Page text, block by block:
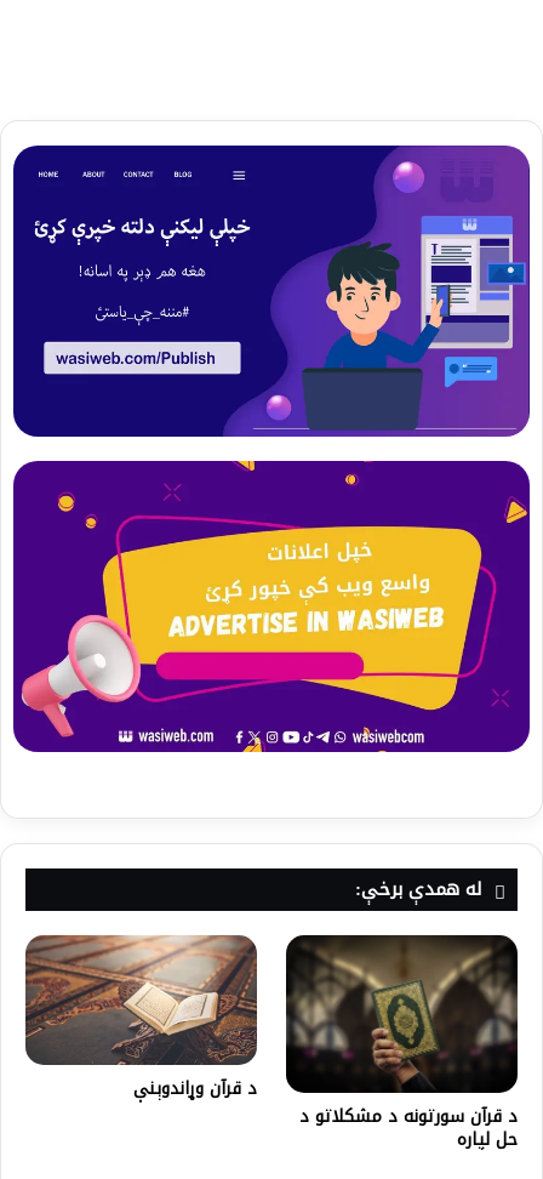
له همدې برخې:
د قرآن سورتونه د مشکلاتو د
حل لپاره
د قرآن وړاندوېنې